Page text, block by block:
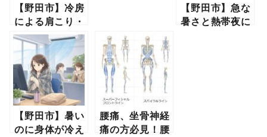
【野田市】冷房
による肩こり・
腰痛にご注意く
ださい。家や職
場などの室内だ
けじゃない。車
内も注意冷房の
風。
【野田市】急な
暑さと熱帯夜に
【野田市】暑い
のに身体が冷え
腰痛、坐骨神経
痛の方必見！腰